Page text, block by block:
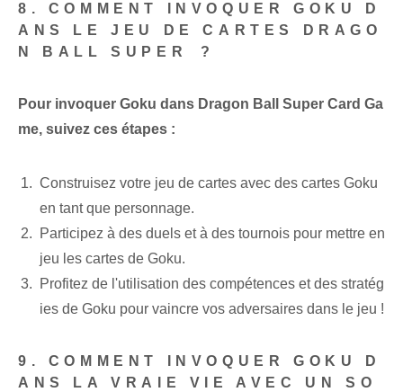
8. COMMENT INVOQUER ‌GOKU D
ANS LE JEU DE CARTES DRAGO
N BALL SUPER⁢ ?
Pour invoquer ⁢Goku dans Dragon Ball Super Card Ga
me, suivez ces étapes :
Construisez votre jeu de cartes avec des cartes Goku
en tant que personnage.
Participez à des duels et à des tournois pour mettre en
jeu les cartes de Goku.
Profitez de l'utilisation des compétences et des stratég
ies de Goku pour vaincre vos adversaires dans le jeu !
9. COMMENT INVOQUER GOKU D
ANS LA VRAIE VIE AVEC UN SO